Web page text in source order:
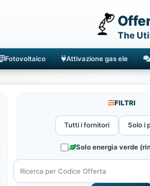
The
Fotovoltaico Attivazione gas ele
FILTRI
Tutti i fornitori Solo i
Solo energia verde